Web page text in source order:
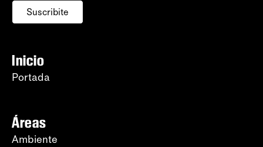
Suscribite
Inicio
Portada
Áreas
Ambiente